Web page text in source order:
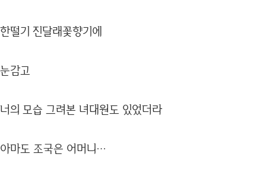
한떨기 진달래꽃향기에
눈감고
너의 모습 그려본 녀대원도 있었더라
아마도 조국은 어머니…